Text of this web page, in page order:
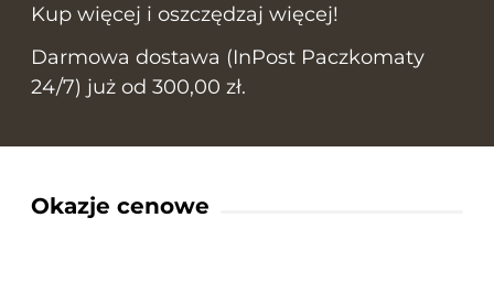
Kup więcej i oszczędzaj więcej!
Darmowa dostawa (InPost Paczkomaty
24/7) już od 300,00 zł.
Okazje cenowe